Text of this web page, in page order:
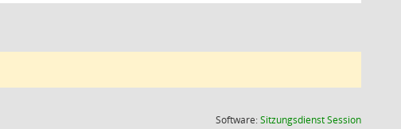
Software:SitzungsdienstSession(Wird in